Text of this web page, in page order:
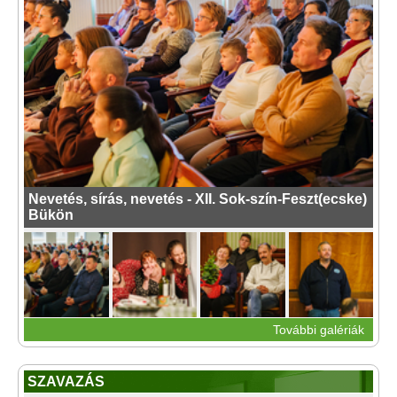
Nevetés, sírás, nevetés - XII. Sok-szín-Feszt(ecske)
Bükön
További galériák
SZAVAZÁS